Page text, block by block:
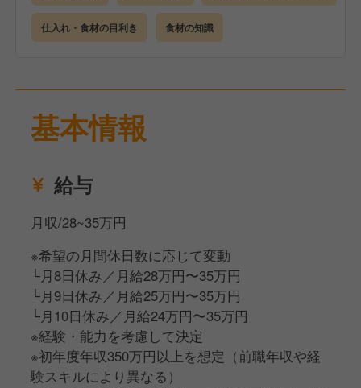
仕入れ・食材の目利き 食材の知識
基本情報
給与
月収/28~35万円
※希望の月間休日数に応じて変動
└月8日休み／月給28万円〜35万円
└月9日休み／月給25万円〜35万円
└月10日休み／月給24万円〜35万円
※経験・能力を考慮して決定
※初年度年収350万円以上を想定（前職年収や経
験スキルにより異なる）